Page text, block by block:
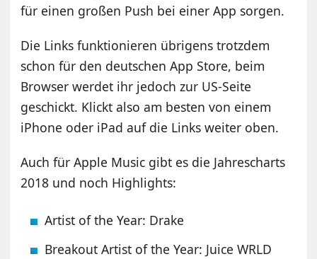
für einen großen Push bei einer App sorgen.
Die Links funktionieren übrigens trotzdem
schon für den deutschen App Store, beim
Browser werdet ihr jedoch zur US-Seite
geschickt. Klickt also am besten von einem
iPhone oder iPad auf die Links weiter oben.
Auch für Apple Music gibt es die Jahrescharts
2018 und noch Highlights:
Artist of the Year: Drake
Breakout Artist of the Year: Juice WRLD